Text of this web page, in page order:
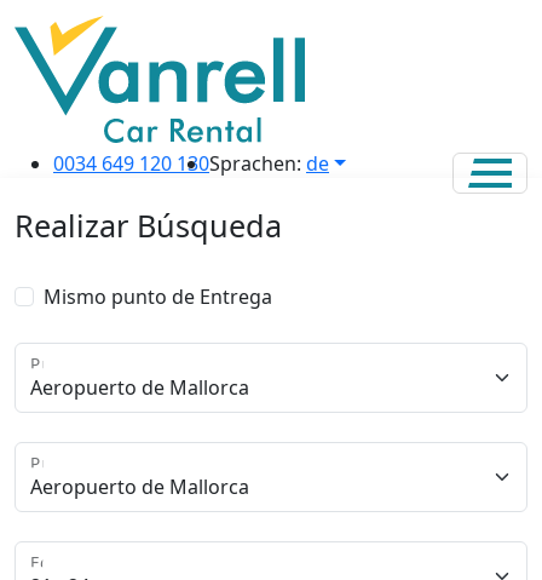
0034 649 120 130Sprachen: de
Realizar Búsqueda
Mismo punto de Entrega
Punto de Recogida
Punto de Entrega
Edad del Conductor